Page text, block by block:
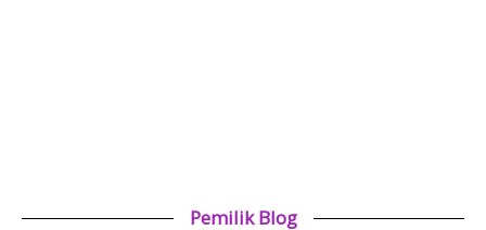
Pemilik Blog